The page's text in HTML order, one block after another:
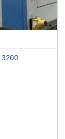
3200